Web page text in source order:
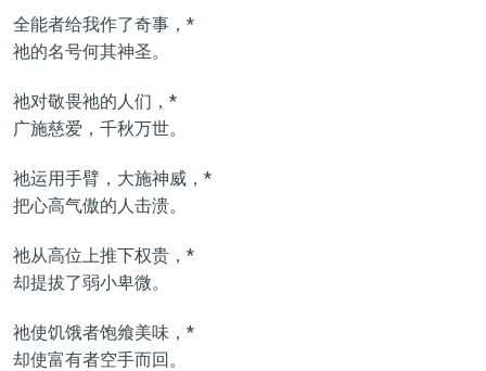
全能者给我作了奇事，*
祂的名号何其神圣。
祂对敬畏祂的人们，*
广施慈爱，千秋万世。
祂运用手臂，大施神威，*
把心高气傲的人击溃。
祂从高位上推下权贵，*
却提拔了弱小卑微。
祂使饥饿者饱飨美味，*
却使富有者空手而回。